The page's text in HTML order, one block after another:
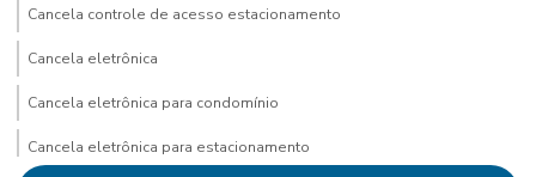
Cancela controle de acesso estacionamento
Cancela eletrônica
Cancela eletrônica para condomínio
Cancela eletrônica para estacionamento